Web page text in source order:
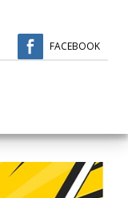
FACEBOOK